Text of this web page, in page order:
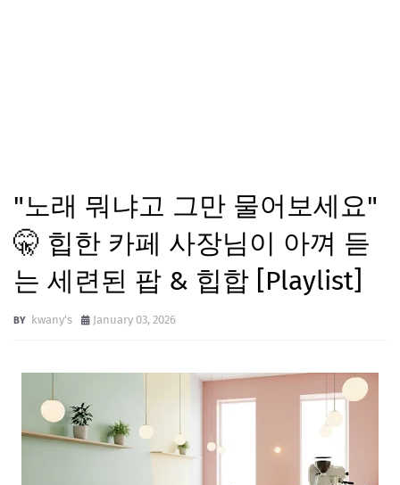
"노래 뭐냐고 그만 물어보세요"
🤫 힙한 카페 사장님이 아껴 듣
는 세련된 팝 & 힙합 [Playlist]
kwany's January 03, 2026